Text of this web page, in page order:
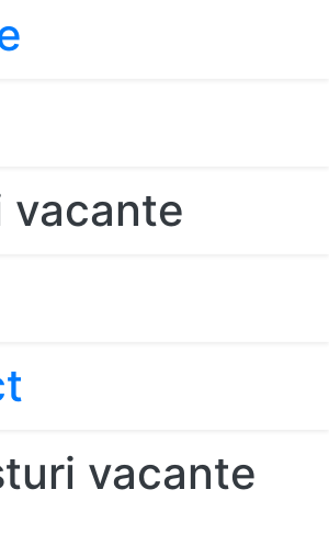
vacante
vacante